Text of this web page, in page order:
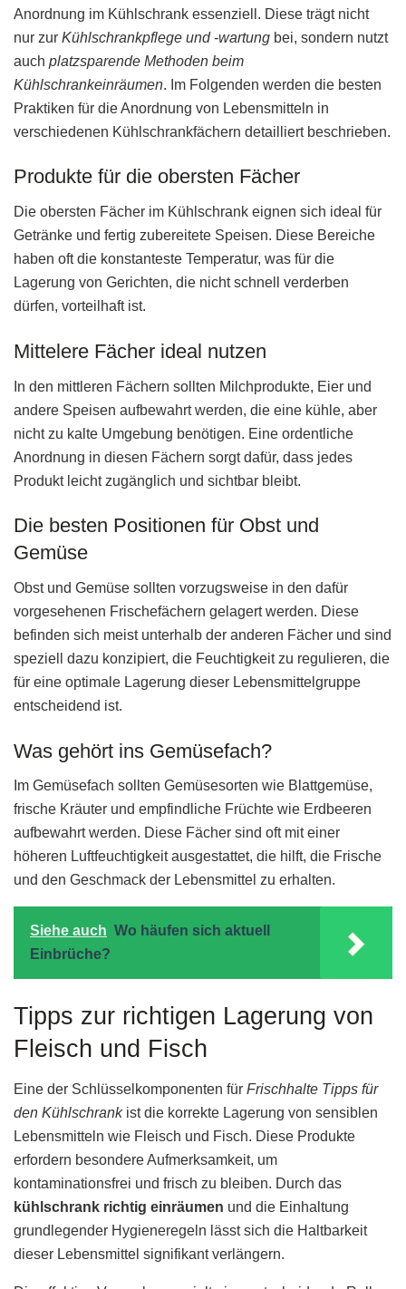
Anordnung im Kühlschrank essenziell. Diese trägt nicht
nur zur Kühlschrankpflege und -wartung bei, sondern nutzt
auch platzsparende Methoden beim
Kühlschrankeinräumen. Im Folgenden werden die besten
Praktiken für die Anordnung von Lebensmitteln in
verschiedenen Kühlschrankfächern detailliert beschrieben.
Produkte für die obersten Fächer
Die obersten Fächer im Kühlschrank eignen sich ideal für
Getränke und fertig zubereitete Speisen. Diese Bereiche
haben oft die konstanteste Temperatur, was für die
Lagerung von Gerichten, die nicht schnell verderben
dürfen, vorteilhaft ist.
Mittelere Fächer ideal nutzen
In den mittleren Fächern sollten Milchprodukte, Eier und
andere Speisen aufbewahrt werden, die eine kühle, aber
nicht zu kalte Umgebung benötigen. Eine ordentliche
Anordnung in diesen Fächern sorgt dafür, dass jedes
Produkt leicht zugänglich und sichtbar bleibt.
Die besten Positionen für Obst und
Gemüse
Obst und Gemüse sollten vorzugsweise in den dafür
vorgesehenen Frischefächern gelagert werden. Diese
befinden sich meist unterhalb der anderen Fächer und sind
speziell dazu konzipiert, die Feuchtigkeit zu regulieren, die
für eine optimale Lagerung dieser Lebensmittelgruppe
entscheidend ist.
Was gehört ins Gemüsefach?
Im Gemüsefach sollten Gemüsesorten wie Blattgemüse,
frische Kräuter und empfindliche Früchte wie Erdbeeren
aufbewahrt werden. Diese Fächer sind oft mit einer
höheren Luftfeuchtigkeit ausgestattet, die hilft, die Frische
und den Geschmack der Lebensmittel zu erhalten.
Siehe auch Wo häufen sich aktuell
Einbrüche?
Tipps zur richtigen Lagerung von
Fleisch und Fisch
Eine der Schlüsselkomponenten für Frischhalte Tipps für
den Kühlschrankist die korrekte Lagerung von sensiblen
Lebensmitteln wie Fleisch und Fisch. Diese Produkte
erfordern besondere Aufmerksamkeit, um
kontaminationsfrei und frisch zu bleiben. Durch das
kühlschrank richtig einräumen und die Einhaltung
grundlegender Hygieneregeln lässt sich die Haltbarkeit
dieser Lebensmittel signifikant verlängern.